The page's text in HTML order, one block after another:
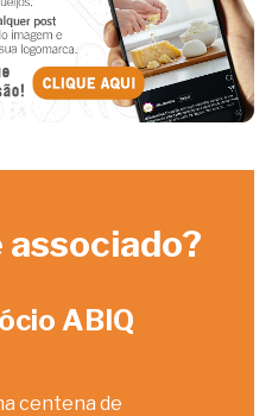
associado?
ABIQ
centena de